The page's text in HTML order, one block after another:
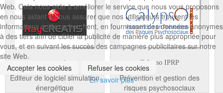
raycreatis
Editeur de logiciel simulation
énergétique
Calypso IPRP
Prévention et gestion des
risques psychosociaux
Web. Cela nous aide à améliorer le service que nous vous proposons
en nous aidant à nous assurer que nos utilisateurs trouvent les
informations qu'ils recherchent, en fournissant des données anonymes
à des tiers afin de cibler la publicité de manière plus appropriée pour
vous, et en suivant les succès des campagnes publicitaires sur notre
site Web.
Accepter les cookies
Refuser les cookies
En savoir plus